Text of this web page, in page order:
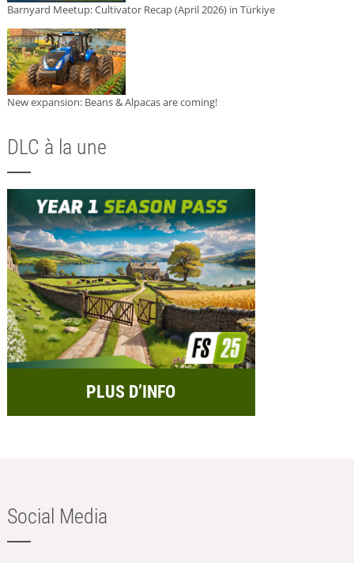
Barnyard Meetup: Cultivator Recap (April 2026) in Türkiye
New expansion: Beans & Alpacas are coming!
DLC à la une
PLUS D’INFO
Social Media